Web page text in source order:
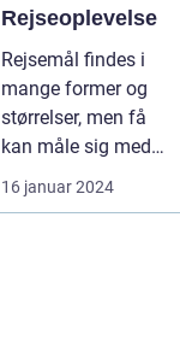
Rejseoplevelse
Rejsemål findes i
mange former og
størrelser, men få
kan måle sig med
den naturlige
skønhed og unikk...
16 januar 2024